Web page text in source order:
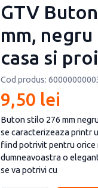
GTV
mm,
casa si
Cod produs:
9,50 lei
Buton stilo 276 mm
se caracterizeaza printr
fiind potrivit pentru
dumneavoastra o
se va potrivi cu